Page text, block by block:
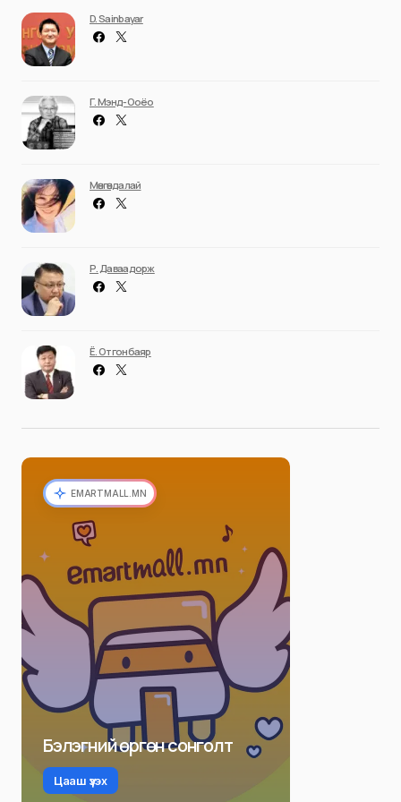
D. Sainbayar
Г. Мэнд-Ооёо
Мөнгөндалай
Р. Даваадорж
Ё. Отгонбаяр
EMARTMALL.MN
Бэлэгний өргөн сонголт
Цааш үзэх